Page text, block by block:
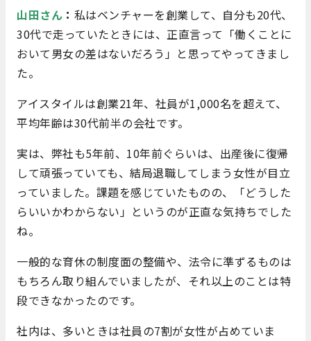
山田さん ： 私はベンチャーを創業して、自分も20代、
30代で走っていたときには、正直言って「働くことに
おいて男女の差はないだろう」と思ってやってきまし
た。
アイスタイルは創業21年、社員が1,000名を超えて、
平均年齢は30代前半の会社です。
実は、弊社も5年前、10年前ぐらいは、出産後に復帰
して頑張っていても、結局退職してしまう女性が目立
っていました。課題を感じていたものの、「どうした
らいいかわからない」というのが正直な気持ちでした
ね。
一般的な育休の制度面の整備や、法令に準ずるものは
もちろん取り組んでいましたが、それ以上のことは特
段できなかったのです。
社内は、多いときは社員の7割が女性が占めていま